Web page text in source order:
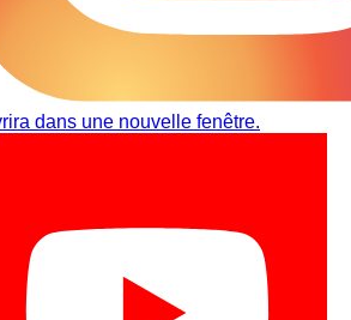
dans une nouvelle fenêtre.